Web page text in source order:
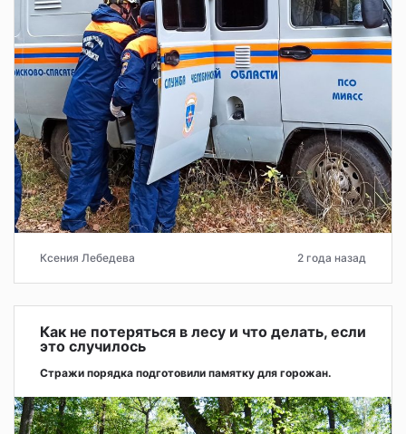
Ксения Лебедева 2 года назад
Как не потеряться в лесу и что делать, если
это случилось
Стражи порядка подготовили памятку для горожан.